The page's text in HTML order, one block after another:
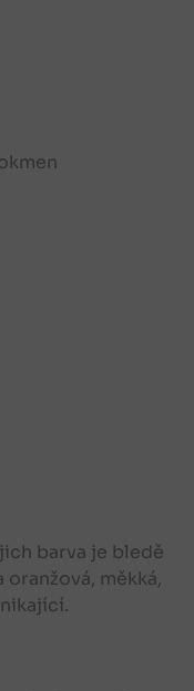
barva je bledě
měkká,